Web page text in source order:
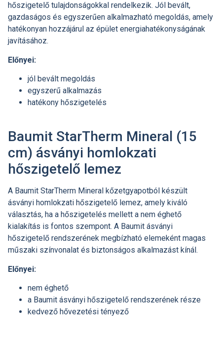
hőszigetelő tulajdonságokkal rendelkezik. Jól bevált,
gazdaságos és egyszerűen alkalmazható megoldás, amely
hatékonyan hozzájárul az épület energiahatékonyságának
javításához.
Előnyei:
jól bevált megoldás
egyszerű alkalmazás
hatékony hőszigetelés
Baumit StarTherm Mineral (15
cm) ásványi homlokzati
hőszigetelő lemez
A Baumit StarTherm Mineral kőzetgyapotból készült
ásványi homlokzati hőszigetelő lemez, amely kiváló
választás, ha a hőszigetelés mellett a nem éghető
kialakítás is fontos szempont. A Baumit ásványi
hőszigetelő rendszerének megbízható elemeként magas
műszaki színvonalat és biztonságos alkalmazást kínál.
Előnyei:
nem éghető
a Baumit ásványi hőszigetelő rendszerének része
kedvező hővezetési tényező